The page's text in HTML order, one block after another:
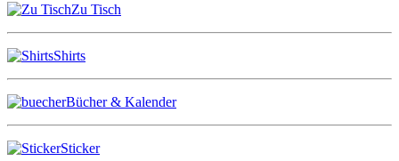
Zu Tisch
Shirts
Bücher & Kalender
Sticker